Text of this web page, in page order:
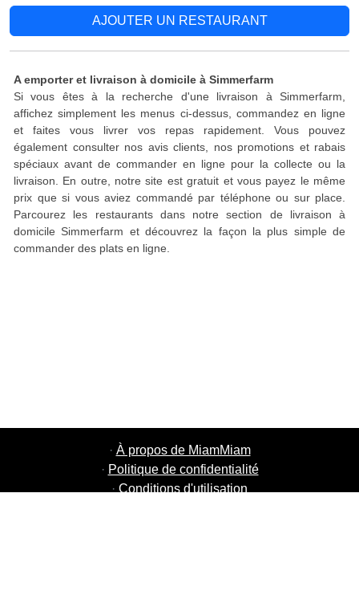
AJOUTER UN RESTAURANT
A emporter et livraison à domicile à Simmerfarm
Si vous êtes à la recherche d'une livraison à Simmerfarm,
affichez simplement les menus ci-dessus, commandez en ligne
et faites vous livrer vos repas rapidement. Vous pouvez
également consulter nos avis clients, nos promotions et rabais
spéciaux avant de commander en ligne pour la collecte ou la
livraison. En outre, notre site est gratuit et vous payez le même
prix que si vous aviez commandé par téléphone ou sur place.
Parcourez les restaurants dans notre section de livraison à
domicile Simmerfarm et découvrez la façon la plus simple de
commander des plats en ligne.
· À propos de MiamMiam
· Politique de confidentialité
· Conditions d'utilisation